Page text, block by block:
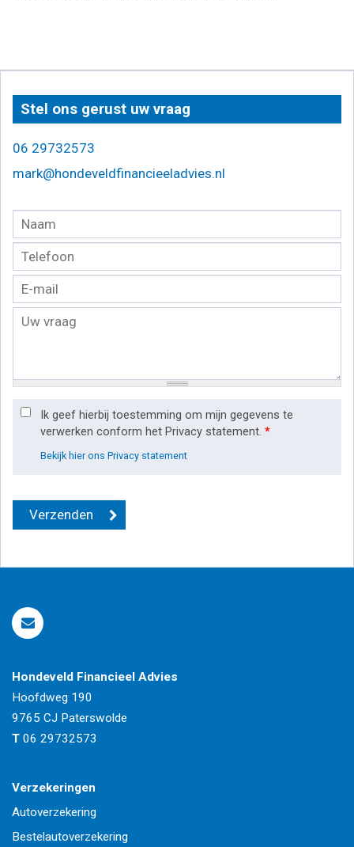
Stel ons gerust uw vraag
06 29732573
mark@hondeveldfinancieeladvies.nl
Ik geef hierbij toestemming om mijn gegevens te
verwerken conform het Privacy statement. *
Bekijk hier ons Privacy statement
Hondeveld Financieel Advies
Hoofdweg 190
9765 CJ Paterswolde
T 06 29732573
Verzekeringen
Autoverzekering
Bestelautoverzekering